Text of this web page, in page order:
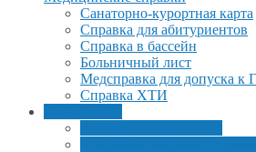
Санаторно-курортная карта
Справка для абитуриентов
Справка в бассейн
Больничный лист
Медсправка для допуска к
Справка ХТИ